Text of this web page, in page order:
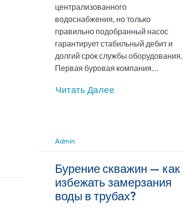
централизованного
водоснабжения, но только
правильно подобранный насос
гарантирует стабильный дебит и
долгий срок службы оборудования.
Первая буровая компания...
Читать Далее
Admin
Бурение скважин — как
избежать замерзания
воды в трубах?